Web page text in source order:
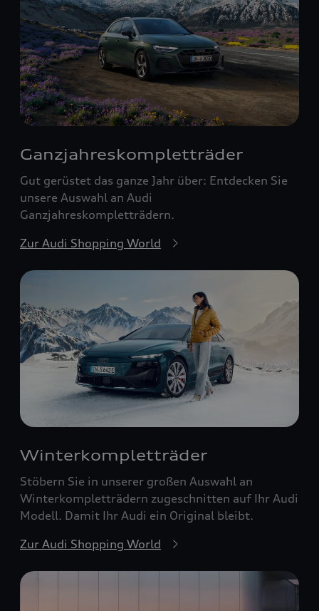
Ganzjahreskomplett­räder
Gut gerüstet das ganze Jahr über: Entdecken Sie
unsere Auswahl an Audi
Ganzjahreskompletträdern.
Zur Audi Shopping World
Winterkompletträder
Stöbern Sie in unserer großen Auswahl an
Winterkompletträdern zugeschnitten auf Ihr Audi
Modell. Damit Ihr Audi ein Original bleibt.
Zur Audi Shopping World